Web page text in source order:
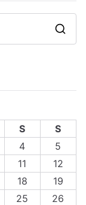
h
f
o
r
:
S
S
4
5
11
12
18
19
25
26